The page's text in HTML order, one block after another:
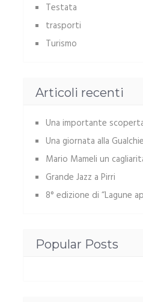
Testata
trasporti
Turismo
Articoli recenti
Una importante
Una giornata alla
Mario Mameli un
Grande Jazz a Pirri
8° edizione di “Lagune
Popular Posts